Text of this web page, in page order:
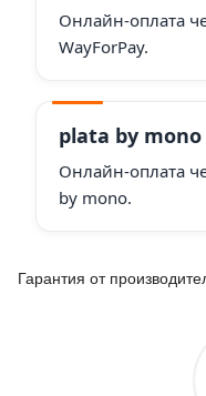
Онлайн-оплата
WayForPay.
plata by mono
Онлайн-оплата
by mono.
Гарантия от